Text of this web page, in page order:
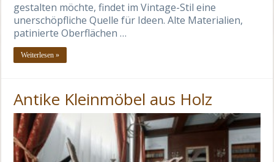
gestalten möchte, findet im Vintage-Stil eine
unerschöpfliche Quelle für Ideen. Alte Materialien,
patinierte Oberflächen …
Weiterlesen »
Antike Kleinmöbel aus Holz